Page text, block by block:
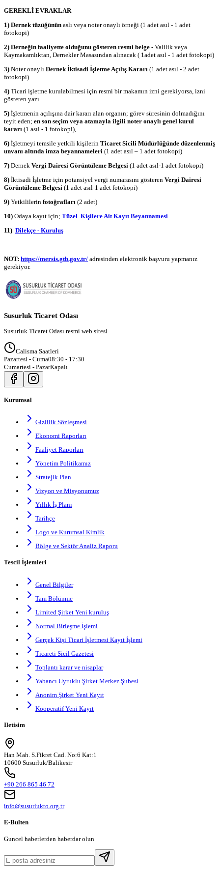
GEREKLİ EVRAKLAR
1) Dernek tüzüğünün aslı veya noter onaylı örneği (1 adet asıl - 1 adet
fotokopi)
2) Derneğin faaliyette olduğunu gösteren resmi belge - Valilik veya
Kaymakamlıktan, Dernekler Masasından alınacak ( 1adet asıl - 1 adet fotokopi)
3) Noter onaylı Dernek İktisadi İşletme Açılış Kararı (1 adet asıl - 2 adet
fotokopi)
4) Ticari işletme kurulabilmesi için resmi bir makamın izni gerekiyorsa, izni
gösteren yazı
5) İşletmenin açılışına dair kararı alan organın; görev süresinin dolmadığını
teyit eden; en son seçim veya atamayla ilgili noter onaylı genel kurul
kararı (1 asıl - 1 fotokopi),
6) İşletmeyi temsile yetkili kişilerin Ticaret Sicili Müdürlüğünde düzenlenmiş
unvanı altında imza beyannameleri (1 adet asıl – 1 adet fotokopi)
7) Dernek Vergi Dairesi Görüntüleme Belgesi (1 adet asıl-1 adet fotokopi)
8) İktisadi İşletme için potansiyel vergi numarasını gösteren Vergi Dairesi
Görüntüleme Belgesi (1 adet asıl-1 adet fotokopi)
9) Yetkililerin fotoğrafları (2 adet)
10) Odaya kayıt için; Tüzel Kişilere Ait Kayıt Beyannamesi
11) Dilekçe - Kuruluş
NOT: https://mersis.gtb.gov.tr/ adresinden elektronik başvuru yapmanız
gerekiyor.
Susurluk Ticaret Odası
Susurluk Ticaret Odası resmi web sitesi
Calisma Saatleri
Pazartesi - Cuma08:30 - 17:30
Cumartesi - PazarKapalı
Kurumsal
Gizlilik Sözleşmesi
Ekonomi Raporları
Faaliyet Raporları
Yönetim Politikamız
Stratejik Plan
Vizyon ve Misyonumuz
Yıllık İş Planı
Tarihçe
Logo ve Kurumsal Kimlik
Bölge ve Sektör Analiz Raporu
Tescil İşlemleri
Genel Bilgiler
Tam Bölünme
Limited Şirket Yeni kuruluş
Normal Birleşme İşlemi
Gerçek Kişi Ticari İşletmesi Kayıt İşlemi
Ticareti Sicil Gazetesi
Toplantı karar ve nisaplar
Yabancı Uyruklu Şirket Merkez Şubesi
Anonim Şirket Yeni Kayıt
Kooperatif Yeni Kayıt
Iletisim
Han Mah. S.Fikret Cad. No:6 Kat:1
10600 Susurluk/Balikesir
+90 266 865 46 72
info@susurlukto.org.tr
E-Bulten
Guncel haberlerden haberdar olun